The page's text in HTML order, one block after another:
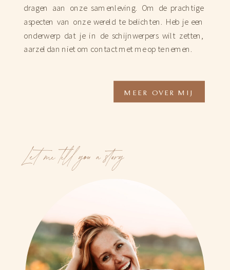
MEER OVER MIJ
dragen aan onze samenleving. Om de prachtige
aspecten van onze wereld te belichten. Heb je een
onderwerp dat je in de schijnwerpers wilt zetten,
aarzel dan niet om contact met me op te nemen.
Let me tell you a story